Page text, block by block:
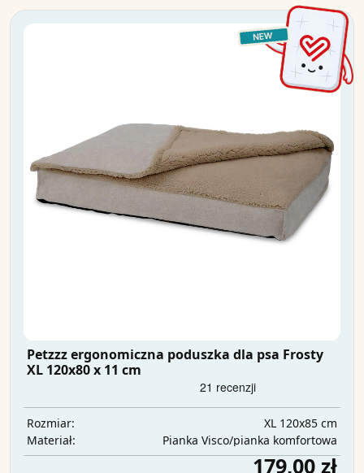
Petzzz ergonomiczna poduszka dla psa Frosty
XL 120x80 x 11 cm
Rozmiar:
XL 120x85 cm
Materiał:
Pianka Visco/pianka komfortowa
179,00 zł